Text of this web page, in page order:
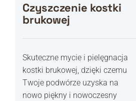
Czyszczenie kostki
brukowej
Skuteczne mycie i pielęgnacja
kostki brukowej, dzięki czemu
Twoje podwórze uzyska na
nowo piękny i nowoczesny